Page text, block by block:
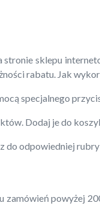
stronie sklepu
rabatu. Jak
specjalnego
Dodaj je do
do odpowiedniej
powyżej